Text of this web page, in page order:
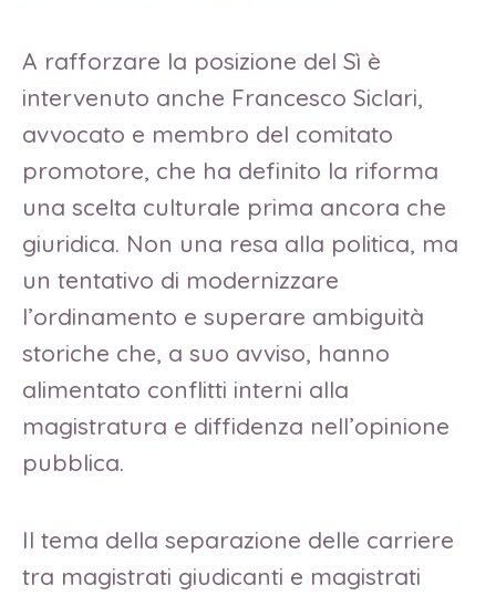
A rafforzare la posizione del Sì è
intervenuto anche Francesco Siclari,
avvocato e membro del comitato
promotore, che ha definito la riforma
una scelta culturale prima ancora che
giuridica. Non una resa alla politica, ma
un tentativo di modernizzare
l’ordinamento e superare ambiguità
storiche che, a suo avviso, hanno
alimentato conflitti interni alla
magistratura e diffidenza nell’opinione
pubblica.
Il tema della separazione delle carriere
tra magistrati giudicanti e magistrati